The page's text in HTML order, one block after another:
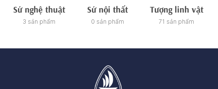
Sứ nghệ thuật
3 sản phẩm
Sứ nội thất
0 sản phẩm
Tượng linh vật
71 sản phẩm